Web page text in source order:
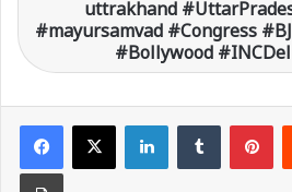
uttrakhand
#mayursamvad #Congress
#Bollywood
LinkedIn